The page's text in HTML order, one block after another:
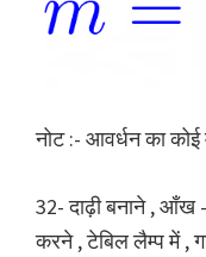
नोट :- आवर्धन का कोई
32- दाढ़ी बनाने , आँख
करने , टेबिल लैम्प में ,